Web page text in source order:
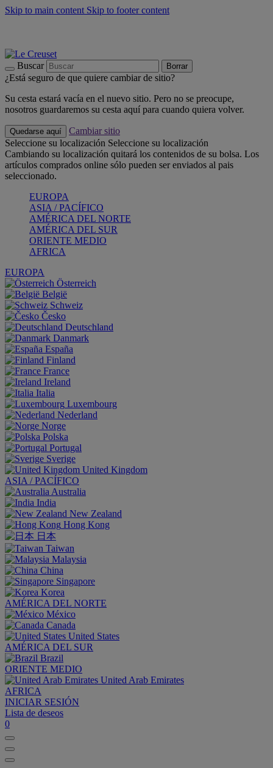
Skip to main content Skip to footer content
Buscar Borrar
¿Está seguro de que quiere cambiar de sitio?
Su cesta estará vacía en el nuevo sitio. Pero no se preocupe,
nosotros guardaremos su cesta aquí para cuando quiera volver.
Quedarse aquí
Cambiar sitio
Seleccione su localización Seleccione su localización
Cambiando su localización quitará los contenidos de su bolsa. Los
artículos comprados online sólo pueden ser enviados al pais
seleccionado.
EUROPA
ASIA / PACÍFICO
AMÉRICA DEL NORTE
AMÉRICA DEL SUR
ORIENTE MEDIO
AFRICA
EUROPA
Österreich
België
Schweiz
Česko
Deutschland
Danmark
España
Finland
France
Ireland
Italia
Luxembourg
Nederland
Norge
Polska
Portugal
Sverige
United Kingdom
ASIA / PACÍFICO
Australia
India
New Zealand
Hong Kong
日本
Taiwan
Malaysia
China
Singapore
Korea
AMÉRICA DEL NORTE
México
Canada
United States
AMÉRICA DEL SUR
Brazil
ORIENTE MEDIO
United Arab Emirates
AFRICA
INICIAR SESIÓN
Lista de deseos
0